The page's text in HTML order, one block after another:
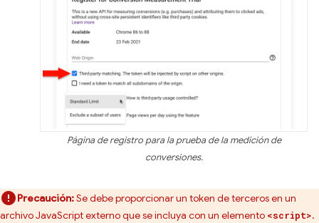
Página de registro para la prueba de la medición de
conversiones.
Precaución:Se debe proporcionar un token de terceros en un
archivo JavaScript externo que se incluya con un elemento <script>.